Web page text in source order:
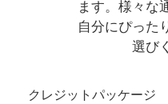
ます。様々な
自分にぴった
選び
クレジットパッケージ